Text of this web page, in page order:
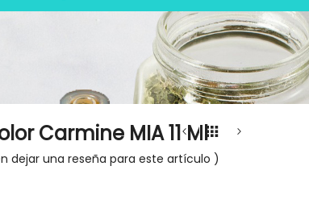
Carmine MIA 11 Ml
dejar una reseña para este artículo